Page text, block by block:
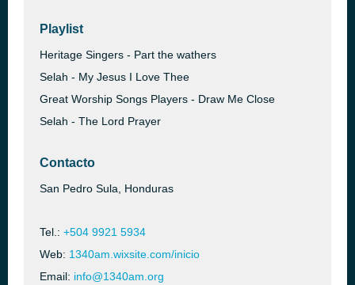
Playlist
Heritage Singers - Part the wathers
Selah - My Jesus I Love Thee
Great Worship Songs Players - Draw Me Close
Selah - The Lord Prayer
Contacto
San Pedro Sula, Honduras
Tel.: +504 9921 5934
Web: 1340am.wixsite.com/inicio
Email: info@1340am.org